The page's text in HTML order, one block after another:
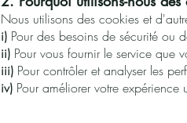
Nous utilisons des cookies et
i) Pour des besoins de sécurité ou
ii) Pour vous fournir le service que
iii) Pour contrôler et analyser les
iv) Pour améliorer votre expérience